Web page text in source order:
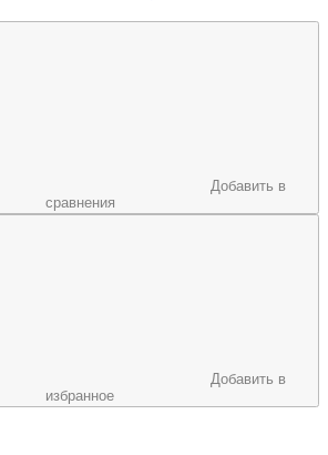
Добавить в
сравнения
Добавить в
избранное